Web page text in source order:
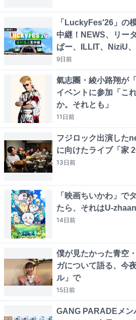
「LuckyFes'26」の
中継！NEWS、リー
ぱー、ILLIT、NiziU
9日前
氣志團・綾小路翔が
イベントに参加「こ
か。それとも」
11日前
フジロック出演した
に向けたライブ「家
13日前
「映画ちいかわ」で
たら、それはU-zhaan
14日前
僕が見たかった青空
ガについて語る、今
ル」で
15日前
GANG PARADEメン